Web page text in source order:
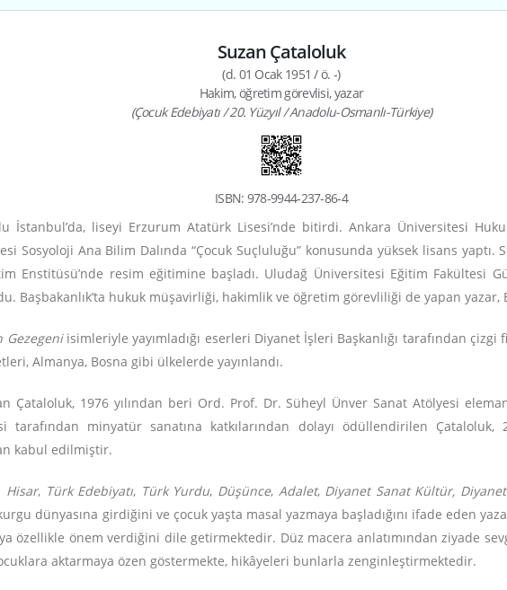
Suzan Çataloluk
(d. 01 Ocak 1951 / ö. -)
Hakim, öğretim görevlisi, yazar
(Çocuk Edebiyatı / 20. Yüzyıl / Anadolu-Osmanlı-Türkiye)
ISBN: 978-9944-237-86-4
İstanbul’da, liseyi Erzurum Atatürk Lisesi’nde bitirdi. Ankara Üniversitesi
Sosyoloji Ana Bilim Dalında “Çocuk Suçluluğu” konusunda yüksek lisans
Enstitüsü’nde resim eğitimine başladı. Uludağ Üniversitesi Eğitim Fakültesi
Başbakanlık’ta hukuk müşavirliği, hakimlik ve öğretim görevliliği de yapan yazar,
Gezegeni isimleriyle yayımladığı eserleri Diyanet İşleri Başkanlığı tarafından çizgi
Almanya, Bosna gibi ülkelerde yayınlandı.
Çataloluk, 1976 yılından beri Ord. Prof. Dr. Süheyl Ünver Sanat Atölyesi
tarafından minyatür sanatına katkılarından dolayı ödüllendirilen Çataloluk,
kabul edilmiştir.
Hisar, Türk Edebiyatı, Türk Yurdu, Düşünce, Adalet, Diyanet Sanat Kültür,
dünyasına girdiğini ve çocuk yaşta masal yazmaya başladığını ifade eden
özellikle önem verdiğini dile getirmektedir. Düz macera anlatımından ziyade
aktarmaya özen göstermekte, hikâyeleri bunlarla zenginleştirmektedir.